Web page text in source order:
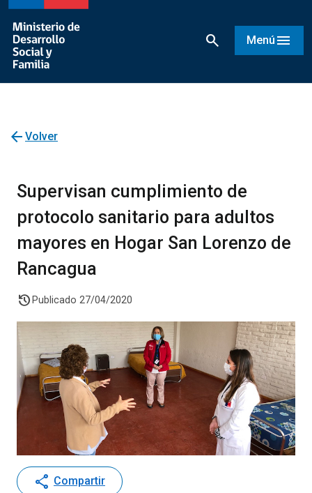
search Menú menu
arrow_back Volver
Supervisan cumplimiento de
protocolo sanitario para adultos
mayores en Hogar San Lorenzo de
Rancagua
history Publicado 27/04/2020
share Compartir